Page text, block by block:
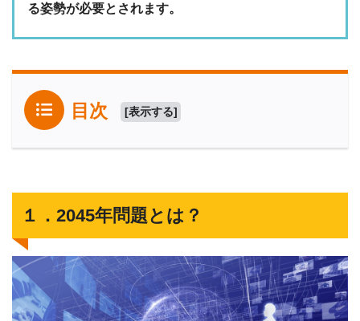
る姿勢が必要とされます。
目次 [表示する]
１．2045年問題とは？